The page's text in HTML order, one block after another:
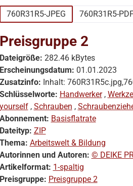
760R31R5-JPEG
760R31R5-
Preisgruppe 2
Dateigröße: 282.46 kBytes
Erscheinungsdatum: 01.01.2023
Zusatzinfo: Inhalt:
Schlüsselworte: Handwerker,
yourself, Schrauben ,
Abonnement: Basisflatrate
Dateityp: ZIP
Thema: Arbeitswelt & Bildung
Autorinnen und Autoren: © DEIKE
Artikelformat: 1-spaltig
Preisgruppe: Preisgruppe 2